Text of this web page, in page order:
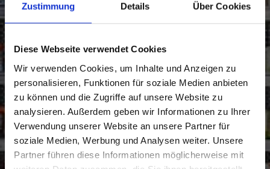
Zustimmung Details Über Cookies
Diese Webseite verwendet Cookies
Wir verwenden Cookies, um Inhalte und Anzeigen zu
personalisieren, Funktionen für soziale Medien anbieten
zu können und die Zugriffe auf unsere Website zu
analysieren. Außerdem geben wir Informationen zu Ihrer
Verwendung unserer Website an unsere Partner für
soziale Medien, Werbung und Analysen weiter. Unsere
Partner führen diese Informationen möglicherweise mit